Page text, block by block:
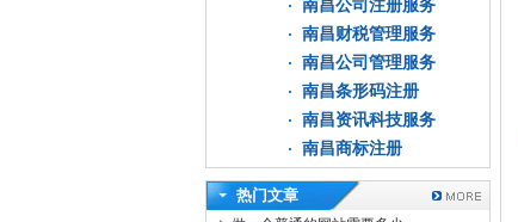
南昌公司注册服务
南昌财税管理服务
南昌公司管理服务
南昌条形码注册
南昌资讯科技服务
南昌商标注册
热门文章